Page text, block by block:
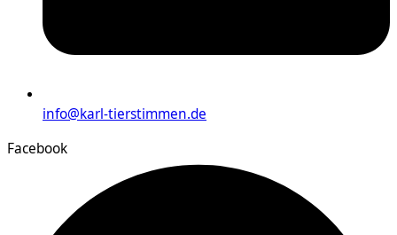
info@karl-tierstimmen.de
Facebook